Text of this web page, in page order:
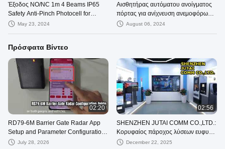
Έξοδος NO/NC 1m 4 Beams IP65
Safety Anti-Pinch Photocell for
Industrial Door
May 23, 2024
Αισθητήρας αυτόματου ανοίγματος
πόρτας για ανίχνευση ανεμοφόρων
και πεζών IP65 RVP42-9ME
August 06, 2024
Πρόσφατα Βίντεο
02:20
RD79-6M Barrier Gate Radar App
Setup and Parameter Configuration
GuideJuly 28, 2026
02:56
SHENZHEN JUTAI COMM CO.,LTD.:
Κορυφαίος πάροχος λύσεων ευφυών
αισθητήρων και IoT
December 22, 2025